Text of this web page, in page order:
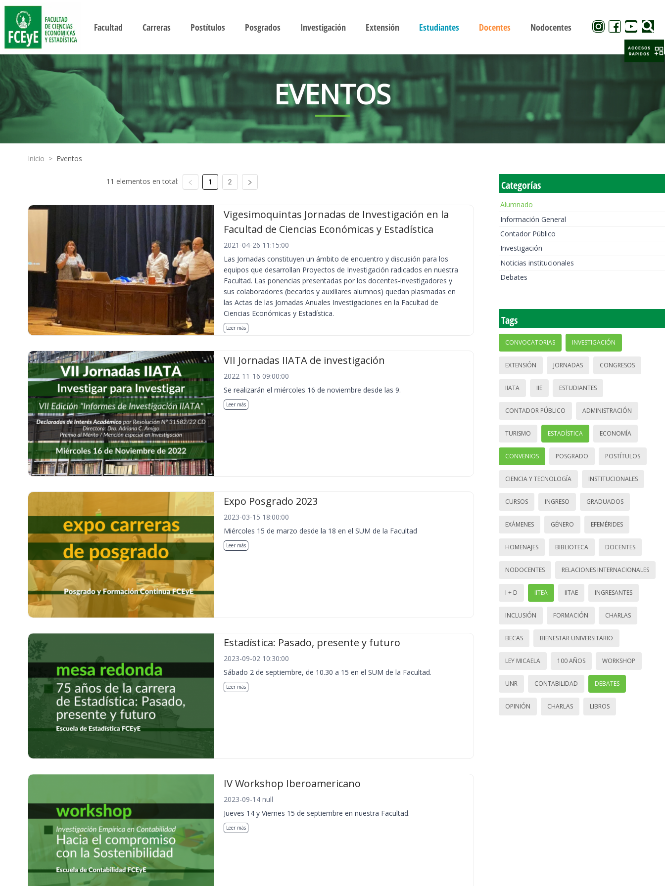
Facultad Carreras Postítulos Posgrados Investigación Extensión Estudiantes Docentes Nodocentes
EVENTOS
Inicio > Eventos
11 elementos en total: 1 2
Vigesimoquintas Jornadas de Investigación en la
Facultad de Ciencias Económicas y Estadística
2021-04-26 11:15:00
Las Jornadas constituyen un ámbito de encuentro y discusión para los
equipos que desarrollan Proyectos de Investigación radicados en nuestra
Facultad. Las ponencias presentadas por los docentes-investigadores y
sus colaboradores (becarios y auxiliares alumnos) quedan plasmadas en
las Actas de las Jornadas Anuales Investigaciones en la Facultad de
Ciencias Económicas y Estadística.
Leer más
VII Jornadas IIATA de investigación
2022-11-16 09:00:00
Se realizarán el miércoles 16 de noviembre desde las 9.
Leer más
Expo Posgrado 2023
2023-03-15 18:00:00
Miércoles 15 de marzo desde la 18 en el SUM de la Facultad
Leer más
Estadística: Pasado, presente y futuro
2023-09-02 10:30:00
Sábado 2 de septiembre, de 10.30 a 15 en el SUM de la Facultad.
Leer más
IV Workshop Iberoamericano
2023-09-14 null
Jueves 14 y Viernes 15 de septiembre en nuestra Facultad.
Leer más
Categorías
Alumnado
Información General
Contador Público
Investigación
Noticias institucionales
Debates
Tags
CONVOCATORIAS INVESTIGACIÓN
EXTENSIÓN JORNADAS CONGRESOS
IIATA IIE ESTUDIANTES
CONTADOR PÚBLICO ADMINISTRACIÓN
TURISMO ESTADÍSTICA ECONOMÍA
CONVENIOS POSGRADO POSTÍTULOS
CIENCIA Y TECNOLOGÍA INSTITUCIONALES
CURSOS INGRESO GRADUADOS
EXÁMENES GÉNERO EFEMÉRIDES
HOMENAJES BIBLIOTECA DOCENTES
NODOCENTES RELACIONES INTERNACIONALES
I + D IITEA IITAE INGRESANTES
INCLUSIÓN FORMACIÓN CHARLAS
BECAS BIENESTAR UNIVERSITARIO
LEY MICAELA 100 AÑOS WORKSHOP
UNR CONTABILIDAD DEBATES
OPINIÓN CHARLAS LIBROS
ACCESOS
RAPIDOS